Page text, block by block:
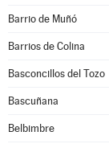
Barrio de Muñó
Barrios de Colina
Basconcillos del Tozo
Bascuñana
Belbimbre